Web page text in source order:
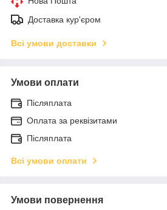
Доставка кур'єром
Всі умови доставки
Умови оплати
Післяплата
Оплата за реквізитами
Післяплата
Всі умови оплати
Умови повернення